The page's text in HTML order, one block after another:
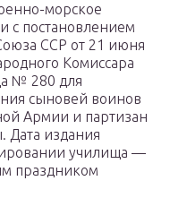
морское
с постановлением
ССР от 21 июня
Комиссара
№ 280 для
сыновей воинов
Армии и партизан
Дата издания
училища —
праздником